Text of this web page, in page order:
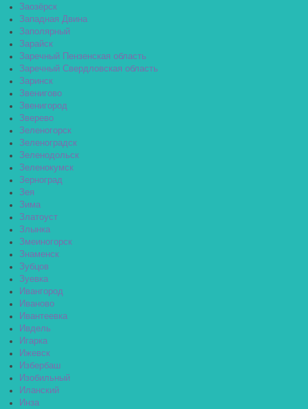
Заозёрск
Западная Двина
Заполярный
Зарайск
Заречный Пензенская область
Заречный Свердловская область
Заринск
Звенигово
Звенигород
Зверево
Зеленогорск
Зеленоградск
Зеленодольск
Зеленокумск
Зерноград
Зея
Зима
Златоуст
Злынка
Змеиногорск
Знаменск
Зубцов
Зуевка
Ивангород
Иваново
Ивантеевка
Ивдель
Игарка
Ижевск
Избербаш
Изобильный
Иланский
Инза